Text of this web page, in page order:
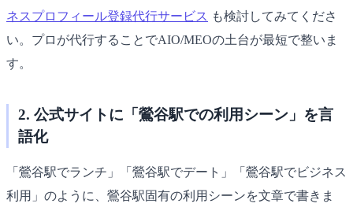
ネスプロフィール登録代行サービス も検討してみてくださ
い。プロが代行することでAIO/MEOの土台が最短で整いま
す。
2. 公式サイトに「鶯谷駅での利用シーン」を言
語化
「鶯谷駅でランチ」「鶯谷駅でデート」「鶯谷駅でビジネス
利用」のように、鶯谷駅固有の利用シーンを文章で書きま